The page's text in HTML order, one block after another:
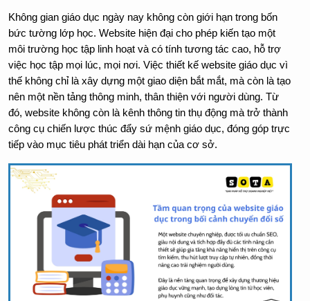
Không gian giáo dục ngày nay không còn giới hạn trong bốn
bức tường lớp học. Website hiện đại cho phép kiến tạo một
môi trường học tập linh hoạt và có tính tương tác cao, hỗ trợ
việc học tập mọi lúc, mọi nơi. Việc thiết kế website giáo dục vì
thế không chỉ là xây dựng một giao diện bắt mắt, mà còn là tạo
nên một nền tảng thông minh, thân thiện với người dùng. Từ
đó, website không còn là kênh thông tin thụ động mà trở thành
công cụ chiến lược thúc đẩy sứ mệnh giáo dục, đóng góp trực
tiếp vào mục tiêu phát triển dài hạn của cơ sở.